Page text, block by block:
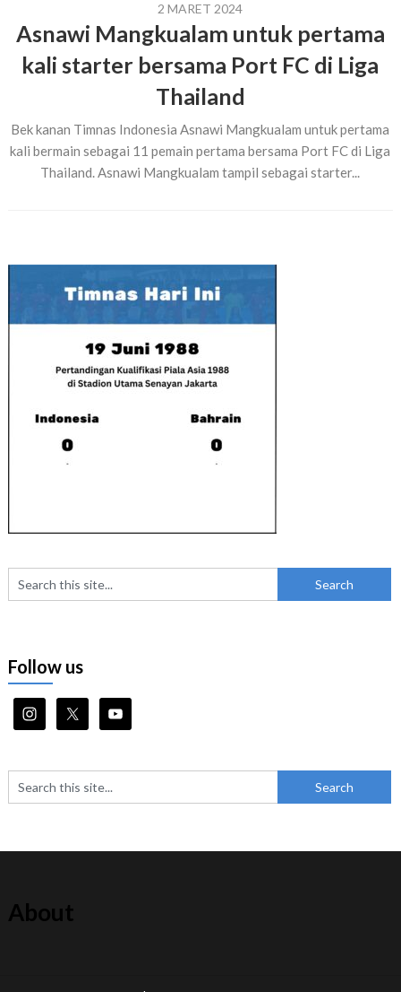
2 MARET 2024
Asnawi Mangkualam untuk pertama
kali starter bersama Port FC di Liga
Thailand
Bek kanan Timnas Indonesia Asnawi Mangkualam untuk pertama
kali bermain sebagai 11 pemain pertama bersama Port FC di Liga
Thailand. Asnawi Mangkualam tampil sebagai starter...
Follow us
About